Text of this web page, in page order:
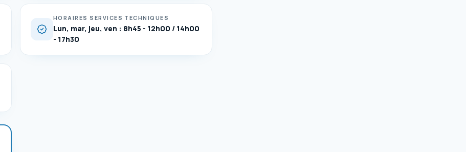
HORAIRES SERVICES TECHNIQUES
Lun, mar, jeu, ven : 8h45 - 12h00 / 14h00
- 17h30